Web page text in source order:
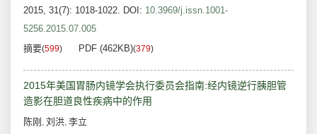
2015, 31(7): 1018-1022. DOI: 10.3969/j.issn.1001-
5256.2015.07.005
摘要(599) PDF (462KB)(379)
2015年美国胃肠内镜学会执行委员会指南:经内镜逆行胰胆管
造影在胆道良性疾病中的作用
陈刚 , 刘洪, 李立